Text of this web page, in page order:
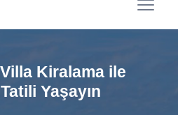
Kiralama ile
Yaşayın